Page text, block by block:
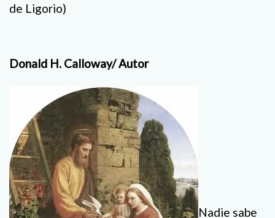
de Ligorio)
Donald H. Calloway/ Autor
Nadie sabe